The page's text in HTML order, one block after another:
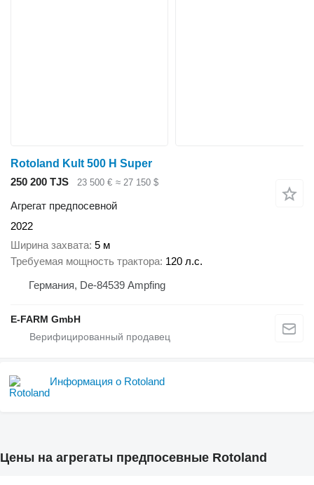
Rotoland Kult 500 H Super
250 200 TJS
23 500 € ≈ 27 150 $
Агрегат предпосевной
2022
Ширина захвата 5 м
Требуемая мощность трактора 120 л.с.
Германия, De-84539 Ampfing
E-FARM GmbH
Информация о Rotoland
Цены на агрегаты предпосевные Rotoland